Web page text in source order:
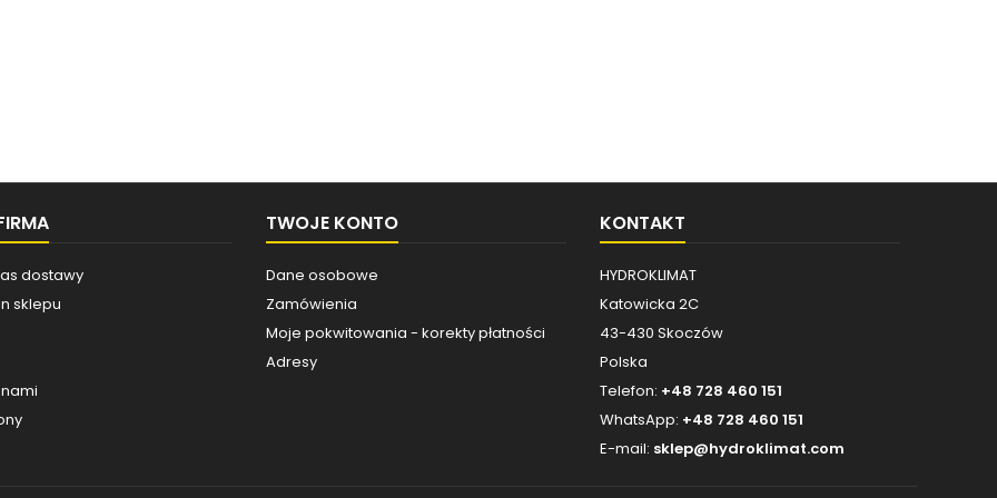
dostawy
sklepu
TWOJE KONTO
Dane osobowe
Zamówienia
Moje pokwitowania - korekty płatności
Adresy
KONTAKT
HYDROKLIMAT
Katowicka 2C
43-430 Skoczów
Polska
Telefon: +48 728 460 151
WhatsApp: +48 728 460 151
E-mail: sklep@hydroklimat.com